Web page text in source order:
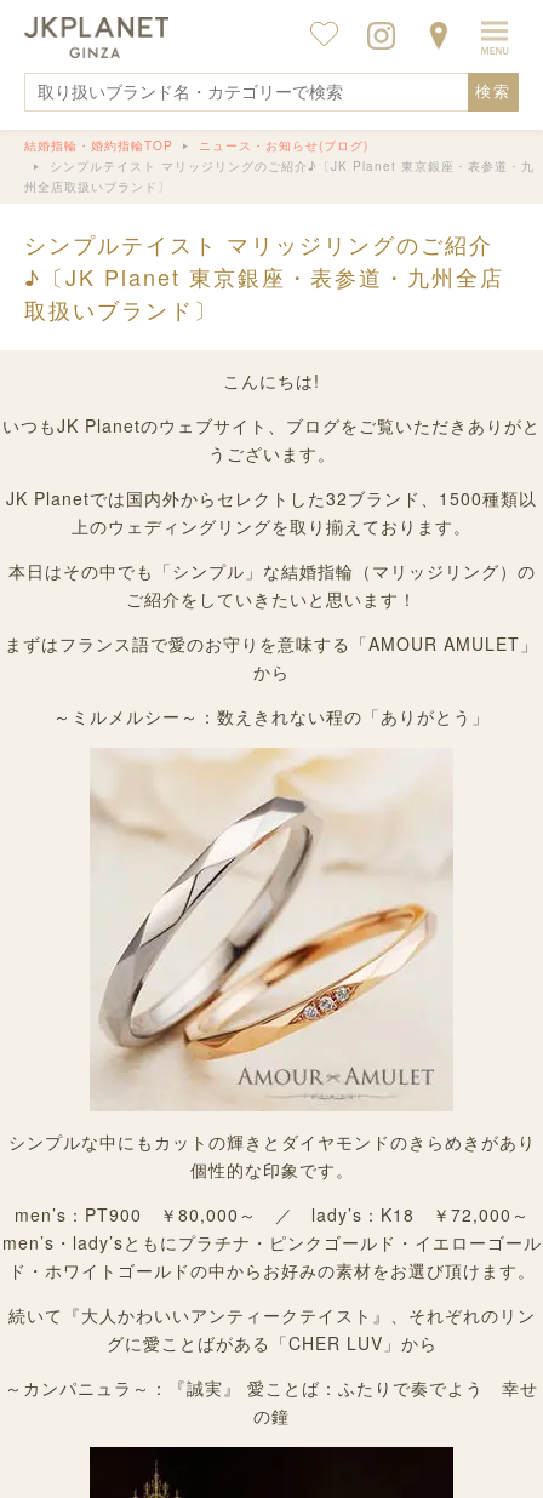
検索
結婚指輪・婚約指輪TOP
ニュース・お知らせ(ブログ)
シンプルテイスト マリッジリングのご紹介♪〔JK Planet 東京銀座・表参道・九
州全店取扱いブランド〕
シンプルテイスト マリッジリングのご紹介
♪〔JK Planet 東京銀座・表参道・九州全店
取扱いブランド〕
こんにちは!
いつもJK Planetのウェブサイト、ブログをご覧いただきありがと
うございます。
JK Planetでは国内外からセレクトした32ブランド、1500種類以
上のウェディングリングを取り揃えております。
本日はその中でも「シンプル」な結婚指輪（マリッジリング）の
ご紹介をしていきたいと思います！
まずはフランス語で愛のお守りを意味する「AMOUR AMULET」
から
～ミルメルシー～：数えきれない程の「ありがとう」
シンプルな中にもカットの輝きとダイヤモンドのきらめきがあり
個性的な印象です。
men’s：PT900 ￥80,000～ ／ lady’s：K18 ￥72,000～
men’s・lady’sともにプラチナ・ピンクゴールド・イエローゴール
ド・ホワイトゴールドの中からお好みの素材をお選び頂けます。
続いて『大人かわいいアンティークテイスト』、それぞれのリン
グに愛ことばがある「CHER LUV」から
～カンパニュラ～：『誠実』 愛ことば：ふたりで奏でよう 幸せ
の鐘